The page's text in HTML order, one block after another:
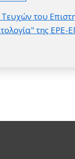
του
της ΕΡΕ-